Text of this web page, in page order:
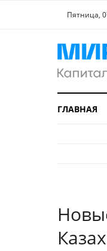
Пятница,
ГЛАВНАЯ